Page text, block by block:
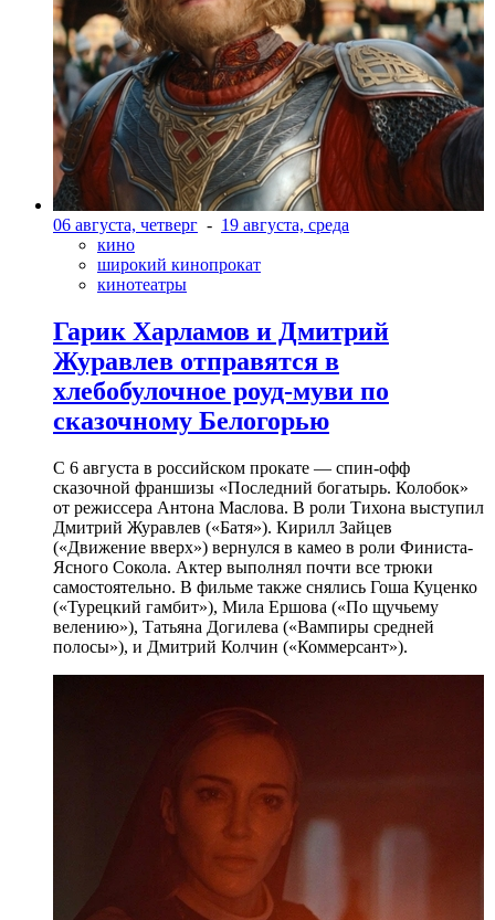
06 августа, четверг - 19 августа, среда
кино
широкий кинопрокат
кинотеатры
Гарик Харламов и Дмитрий
Журавлев отправятся в
хлебобулочное роуд-муви по
сказочному Белогорью
С 6 августа в российском прокате — спин-офф
сказочной франшизы «Последний богатырь. Колобок»
от режиссера Антона Маслова. В роли Тихона выступил
Дмитрий Журавлев («Батя»). Кирилл Зайцев
(«Движение вверх») вернулся в камео в роли Финиста-
Ясного Сокола. Актер выполнял почти все трюки
самостоятельно. В фильме также снялись Гоша Куценко
(«Турецкий гамбит»), Мила Ершова («По щучьему
велению»), Татьяна Догилева («Вампиры средней
полосы»), и Дмитрий Колчин («Коммерсант»).